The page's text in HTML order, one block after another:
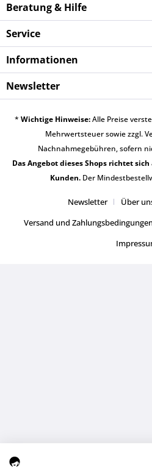
Beratung & Hilfe
Service
Informationen
Newsletter
* Wichtige Hinweise:Alle Preise
Mehrwertsteuer sowie zzgl.
Nachnahmegebühren, sofern
Das Angebot dieses Shops richtet
Kunden.Der
Newsletter Über
Versand und Zahlungsbedingungen